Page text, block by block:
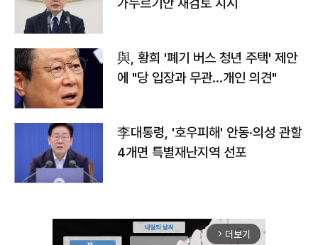
與, 황희 '폐기 버스 청년 주택' 제안
에 "당 입장과 무관…개인 의견"
李대통령, '호우피해' 안동·의성 관할
4개면 특별재난지역 선포
arrow_forward_ios 더보기